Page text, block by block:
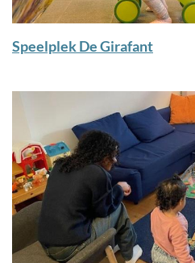
Speelplek De Girafant